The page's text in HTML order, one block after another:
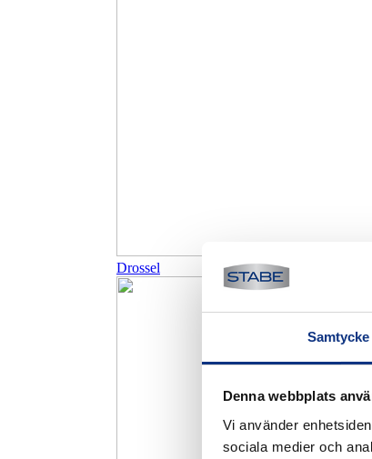
Samtycke
Denna webbplats
Vi använder
sociala medier och
Drossel